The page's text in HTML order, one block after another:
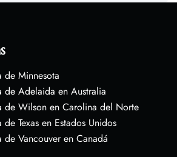
Minnesota
Adelaida en Australia
Wilson en Carolina del Norte
Texas en Estados Unidos
Vancouver en Canadá